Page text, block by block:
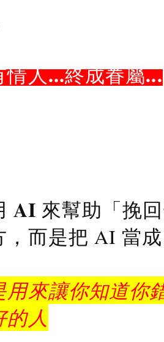
情人...終成眷屬...
AI 來幫助「挽
，而是把 AI 當
用來讓你知道你
的人